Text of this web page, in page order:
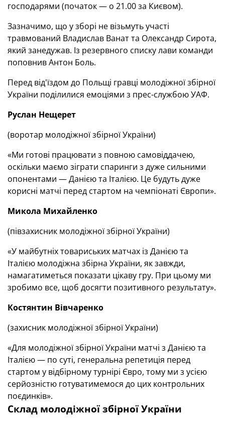
господарями (початок — о 21.00 за Києвом).
Зазначимо, що у зборі не візьмуть участі
травмований Владислав Ванат та Олександр Сирота,
який занедужав. Із резервного списку лави команди
поповнив Антон Боль.
Перед від'їздом до Польщі гравці молодіжної збірної
України поділилися емоціями з прес-службою УАФ.
Руслан Нещерет
(воротар молодіжної збірної України)
«Ми готові працювати з повною самовіддачею,
оскільки маємо зіграти спаринги з дуже сильними
опонентами — Данією та Італією. Це будуть дуже
корисні матчі перед стартом на чемпіонаті Європи».
Микола Михайленко
(півзахисник молодіжної збірної України)
«У майбутніх товариських матчах із Данією та
Італією молодіжна збірна України, як завжди,
намагатиметься показати цікаву гру. При цьому ми
зробимо все, щоб досягти позитивного результату».
Костянтин Вівчаренко
(захисник молодіжної збірної України)
«Для молодіжної збірної України матчі з Данією та
Італією — по суті, генеральна репетиція перед
стартом у відбірному турнірі Євро, тому ми з усією
серйозністю готуватимемося до цих контрольних
поєдинків».
Склад молодіжної збірної України